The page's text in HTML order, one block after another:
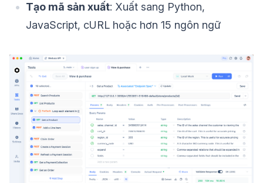
Tạo mã sản xuất: Xuất sang Python,
JavaScript, cURL hoặc hơn 15 ngôn ngữ